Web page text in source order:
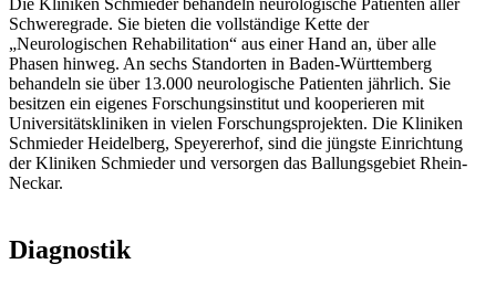
Schweregrade. Sie bieten die vollständige Kette der
„Neurologischen Rehabilitation“ aus einer Hand an, über alle
Phasen hinweg. An sechs Standorten in Baden-Württemberg
behandeln sie über 13.000 neurologische Patienten jährlich. Sie
besitzen ein eigenes Forschungsinstitut und kooperieren mit
Universitätskliniken in vielen Forschungsprojekten. Die Kliniken
Schmieder Heidelberg, Speyererhof, sind die jüngste Einrichtung
der Kliniken Schmieder und versorgen das Ballungsgebiet Rhein-
Neckar.
Diagnostik